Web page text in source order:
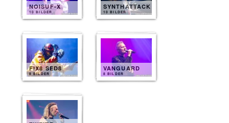
NOISUF-X
10 BILDER
SYNTHATTACK
10 BILDER
FIX8 SED8
8 BILDER
VANGUARD
8 BILDER